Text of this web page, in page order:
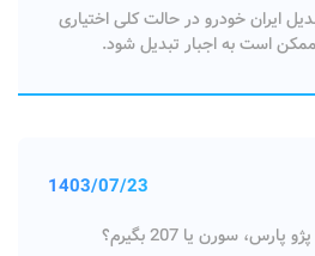
ایران خودرو در حالت کلی اختیاری
است به اجبار تبدیل شود.
1403/07/23
سورن یا 207 بگیرم؟